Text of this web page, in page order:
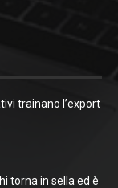
trainano l’export
torna in sella ed è